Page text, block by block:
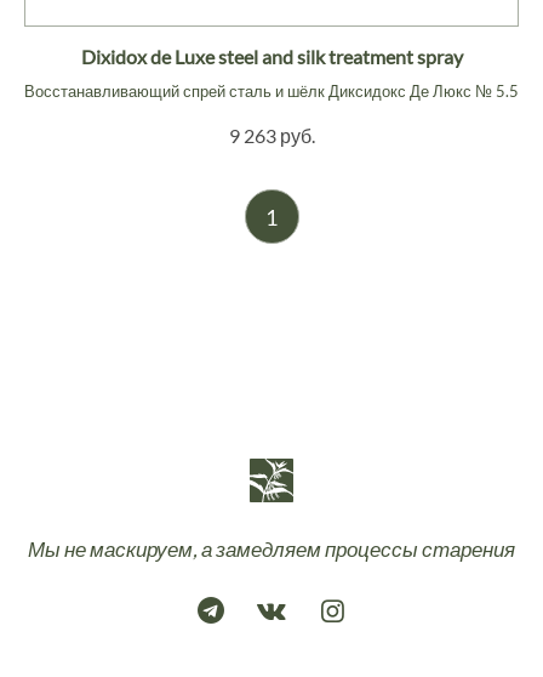
Dixidox de Luxe steel and silk treatment spray
Восстанавливающий спрей сталь и шёлк Диксидокс Де Люкс № 5.5
9 263 руб.
1
Мы не маскируем, а замедляем процессы старения